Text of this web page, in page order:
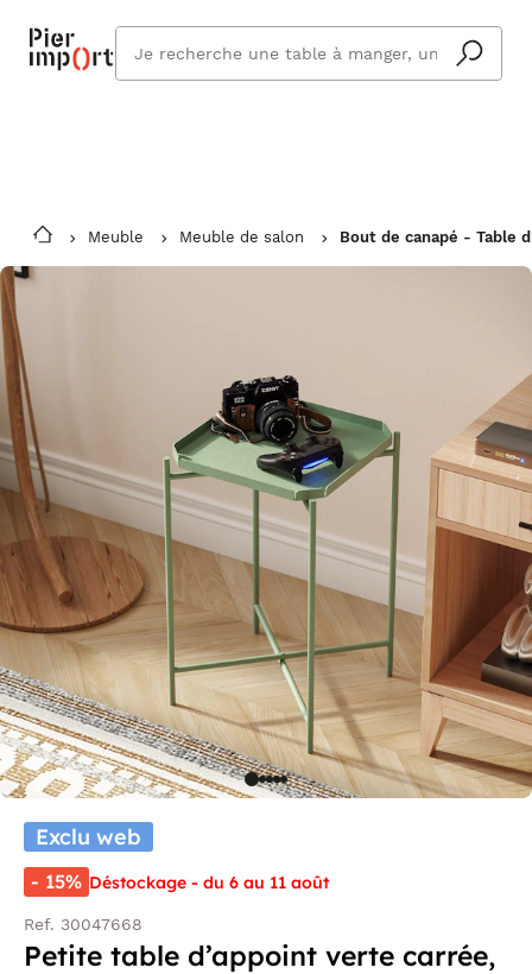
Vous êtes absent ? Pier Import s'adapte
et vous livre à votre retour.
En savoir plus
cherchez
vous ?
Meuble Meuble de salon Bout de canapé - Table
Exclu web
- 15% Déstockage - du 6 au 11 août
Ref. 30047668
Petite table d’appoint verte carrée,